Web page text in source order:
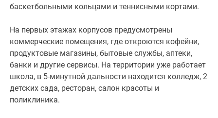
баскетбольными кольцами и теннисными кортами.
На первых этажах корпусов предусмотрены
коммерческие помещения, где откроются кофейни,
продуктовые магазины, бытовые службы, аптеки,
банки и другие сервисы. На территории уже работает
школа, в 5-минутной дальности находится колледж, 2
детских сада, ресторан, салон красоты и
поликлиника.